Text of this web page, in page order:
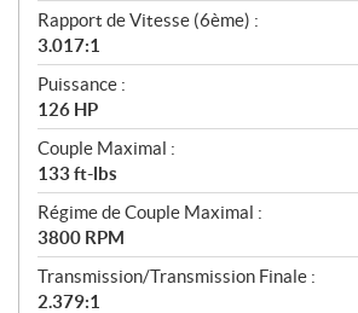
Rapport de Vitesse (6ème) :
3.017:1
Puissance :
126 HP
Couple Maximal :
133 ft-lbs
Régime de Couple Maximal :
3800 RPM
Transmission/Transmission Finale :
2.379:1